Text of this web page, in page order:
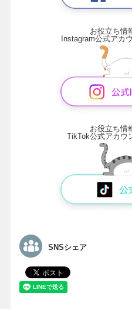
お役立ち情
Instagram公式アカ
お役立ち情
TikTok公式アカウ
SNSシェア